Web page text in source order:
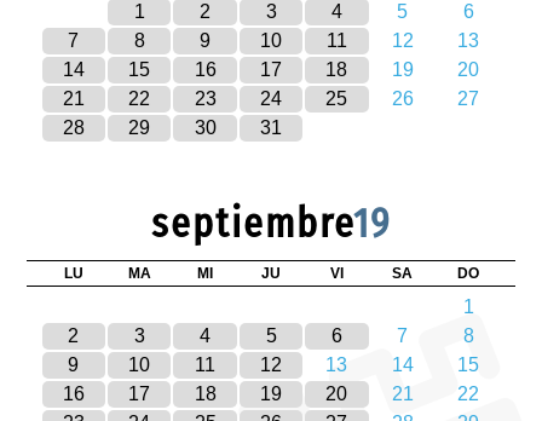
1 2 3 4 5
6
7
8 9 10 11 12
13
14
15 16 17 18 19
20
21
22 23 24 25 26
27
28
29 30 31
septiembre19
LU MA MI JU VI SA DO
1
2
3 4 5 6 7
8
9
10 11 12 13 14
15
16
17 18 19 20 21
22